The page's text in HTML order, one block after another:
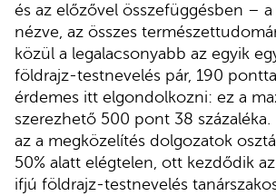
és az előzővel összefüggésben –
nézve, az összes
közül a legalacsonyabb az egyik
földrajz-testnevelés pár, 190
érdemes itt elgondolkozni: ez a
szerezhető 500 pont 38 százaléka.
az a megközelítés dolgozatok
50% alatt elégtelen, ott kezdődik
ifjú földrajz-testnevelés